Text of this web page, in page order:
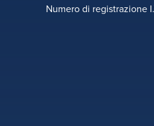
Numero di registrazione